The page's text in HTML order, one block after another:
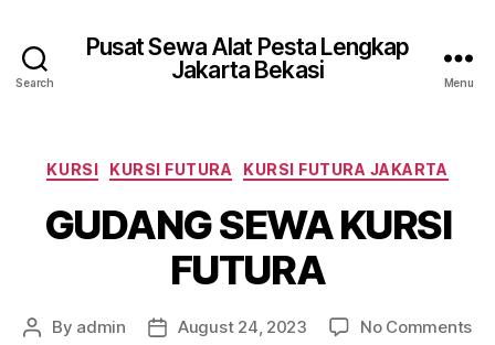
Search
Pusat Sewa Alat Pesta Lengkap
Jakarta Bekasi
Menu
Categories
KURSI KURSI FUTURA KURSI FUTURA JAKARTA
GUDANG SEWA KURSI
FUTURA
Post
By admin
PostAugust 24, 2023 No Commentson